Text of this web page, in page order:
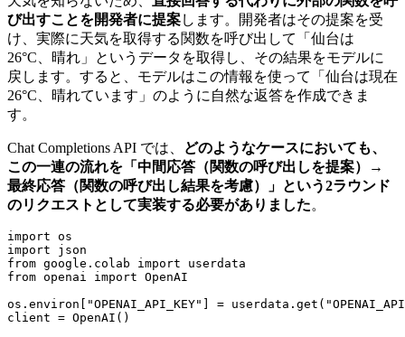
び出すことを開発者に提案します。開発者はその提案を受
け、実際に天気を取得する関数を呼び出して「仙台は
26°C、晴れ」というデータを取得し、その結果をモデルに
戻します。すると、モデルはこの情報を使って「仙台は現在
26°C、晴れています」のように自然な返答を作成できま
す。
Chat Completions API では、
どのようなケースにおいても、
この一連の流れを「中間応答（関数の呼び出しを提案）→
最終応答（関数の呼び出し結果を考慮）」という2ラウンド
のリクエストとして実装する必要がありました。
import os
import json
from google.colab import userdata
from openai import OpenAI
os.environ["OPENAI_API_KEY"] =
client = OpenAI()